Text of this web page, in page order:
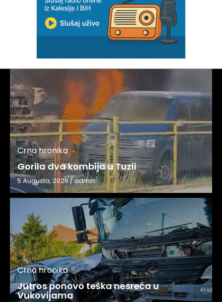
Crna hronika
Gorila dva kombija u Tuzli
5 Augusta, 2026/admin
Crna hronika
Jutros ponovo teška nesreća u
Vukovijama